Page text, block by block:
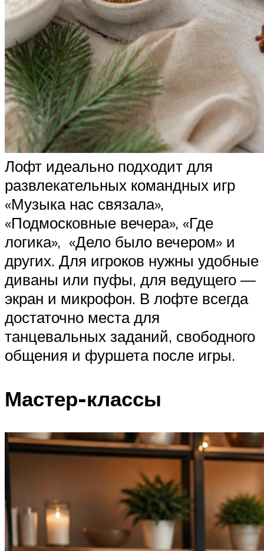
Лофт идеально подходит для
развлекательных командных игр
«Музыка нас связала»,
«Подмосковные вечера», «Где
логика», «Дело было вечером» и
других. Для игроков нужны удобные
диваны или пуфы, для ведущего —
экран и микрофон. В лофте всегда
достаточно места для
танцевальных заданий, свободного
общения и фуршета после игры.
Мастер-классы